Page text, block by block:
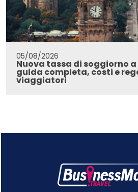
05/08/2026
Nuova tassa di soggiorno
guida completa, costi e
viaggiatori